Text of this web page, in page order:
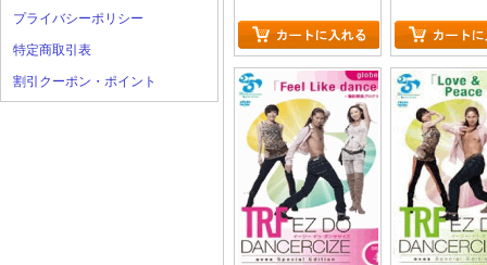
プライバシーポリシー
特定商取引表
割引クーポン・ポイント